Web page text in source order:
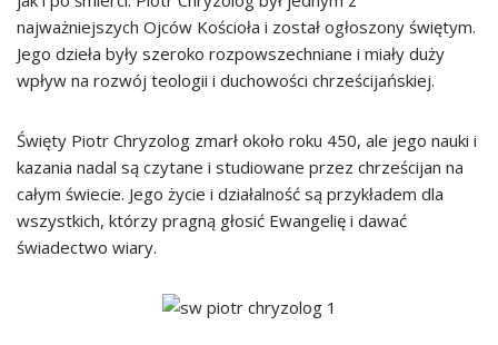
najważniejszych Ojców Kościoła i został ogłoszony świętym.
Jego dzieła były szeroko rozpowszechniane i miały duży
wpływ na rozwój teologii i duchowości chrześcijańskiej.
Święty Piotr Chryzolog zmarł około roku 450, ale jego nauki i
kazania nadal są czytane i studiowane przez chrześcijan na
całym świecie. Jego życie i działalność są przykładem dla
wszystkich, którzy pragną głosić Ewangelię i dawać
świadectwo wiary.